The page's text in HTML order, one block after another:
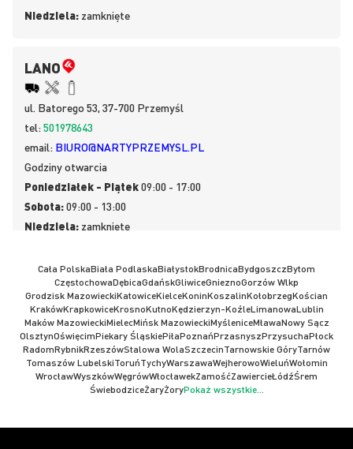
Niedziela: zamknięte
LANO
ul. Batorego 53, 37-700 Przemyśl
tel:501978643
email: BIURO@NARTYPRZEMYSL.PL
Godziny otwarcia
Poniedziałek - Piątek09:00 - 17:00
Sobota:09:00 - 13:00
Niedziela: zamknięte
Cała PolskaBiała PodlaskaBiałystokBrodnicaBydgoszczBytom
CzęstochowaDębicaGdańskGliwiceGnieznoGorzów Wlkp
Grodzisk MazowieckiKatowiceKielceKoninKoszalinKołobrzegKościan
KrakówKrapkowiceKrosnoKutnoKędzierzyn-KoźleLimanowaLublin
Maków MazowieckiMielecMińsk MazowieckiMyśleniceMławaNowy Sącz
OlsztynOświęcimPiekary ŚląskiePiłaPoznańPrzasnyszPrzysuchaPłock
RadomRybnikRzeszówStalowa WolaSzczecinTarnowskie GóryTarnów
Tomaszów LubelskiToruńTychyWarszawaWejherowoWieluńWołomin
WrocławWyszkówWęgrówWłocławekZamośćZawiercieŁódźŚrem
ŚwiebodziceŻaryŻoryPokaż wszystkie...